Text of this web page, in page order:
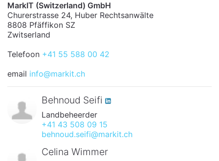
MarkIT (Switzerland) GmbH
Churerstrasse 24, Huber Rechtsanwälte
8808 Pfäffikon SZ
Zwitserland
Telefoon +41 55 588 00 42
email info@markit.ch
Behnoud Seifi
Landbeheerder
+41 43 508 09 15
behnoud.seifi@markit.ch
Celina Wimmer